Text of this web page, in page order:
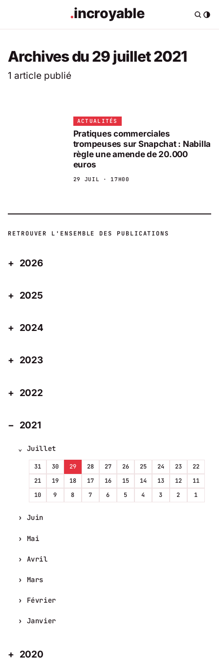
Archives du 29 juillet 2021
1 article publié
ACTUALITÉS
Pratiques commerciales
trompeuses sur Snapchat : Nabilla
règle une amende de 20.000
euros
29 JUIL · 17H00
RETROUVER L'ENSEMBLE DES PUBLICATIONS
2026
2025
2024
2023
2022
2021
Juillet
31 30 29 28 27 26 25 24 23
22
21
19 18 17 16 15 14 13 12
11
10
9 8 7 6 5 4 3 2 1
Juin
Mai
Avril
Mars
Février
Janvier
2020